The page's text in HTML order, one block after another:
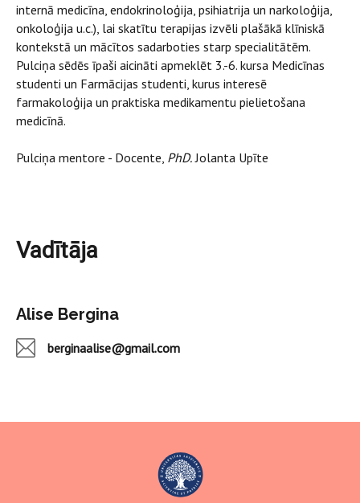
internā medicīna, endokrinoloģija, psihiatrija un narkoloģija,
onkoloģija u.c.), lai skatītu terapijas izvēli plašākā klīniskā
kontekstā un mācītos sadarboties starp specialitātēm.
Pulciņa sēdēs īpaši aicināti apmeklēt 3.-6. kursa Medicīnas
studenti un Farmācijas studenti, kurus interesē
farmakoloģija un praktiska medikamentu pielietošana
medicīnā.
Pulciņa mentore - Docente, PhD.Jolanta Upīte
Vadītāja
Alise Bergina
berginaalise@gmail.com